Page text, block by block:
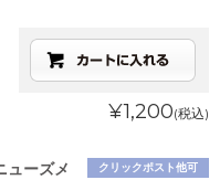
¥1,200(税込)
クリックポスト他可
ューズメ